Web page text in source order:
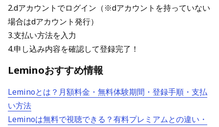
2.dアカウントでログイン（※dアカウントを持っていない
場合はdアカウント発行）
3.支払い方法を入力
4.申し込み内容を確認して登録完了！
Leminoおすすめ情報
Leminoとは？月額料金・無料体験期間・登録手順・支払
い方法
Leminoは無料で視聴できる？有料プレミアムとの違い・